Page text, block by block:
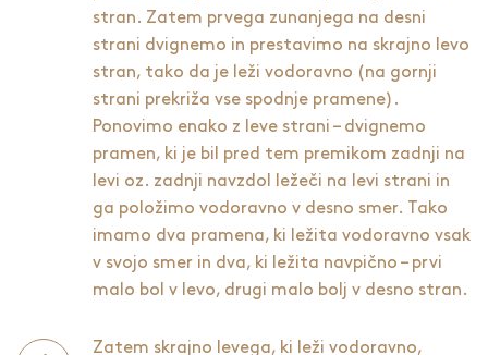
stran. Zatem prvega zunanjega na desni
strani dvignemo in prestavimo na skrajno levo
stran, tako da je leži vodoravno (na gornji
strani prekriža vse spodnje pramene).
Ponovimo enako z leve strani – dvignemo
pramen, ki je bil pred tem premikom zadnji na
levi oz. zadnji navzdol ležeči na levi strani in
ga položimo vodoravno v desno smer. Tako
imamo dva pramena, ki ležita vodoravno vsak
v svojo smer in dva, ki ležita navpično – prvi
malo bol v levo, drugi malo bolj v desno stran.
Zatem skrajno levega, ki leži vodoravno,